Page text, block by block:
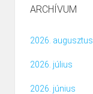
ARCHÍVUM
2026. augusztus
2026. július
2026. június